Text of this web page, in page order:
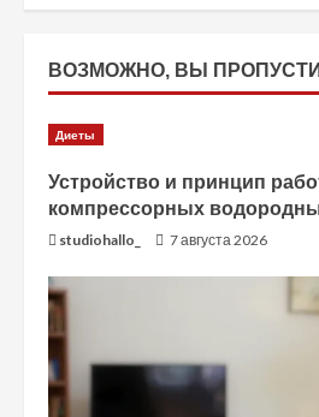
ВОЗМОЖНО, ВЫ
Диеты
Устройство и принцип
компрессорных
studiohallo_ 7 августа 2026